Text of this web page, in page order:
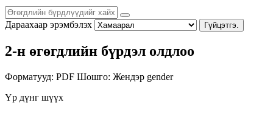
Дараахаар эрэмбэлэх Гүйцэтгэ.
2-н өгөгдлийн бүрдэл олдлоо
Форматууд: PDF Шошго: Жендэр gender
Үр дүнг шүүх